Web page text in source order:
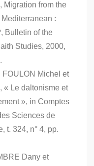
Migration from the
:
Bulletin of the
Studies, 2000,
Michel et
« Le daltonisme et
», in Comptes
Sciences de
t. 324, n° 4, pp.
Dany et